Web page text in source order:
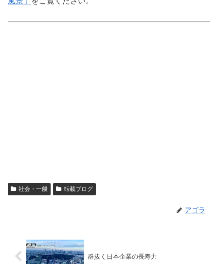
社会・一般 転載ブログ
アゴラ
群抜く日本企業の長寿力